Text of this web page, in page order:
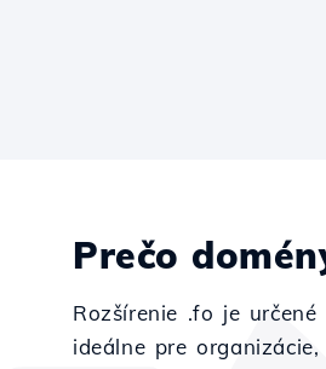
Prečo
Rozšírenie .fo je
ideálne pre